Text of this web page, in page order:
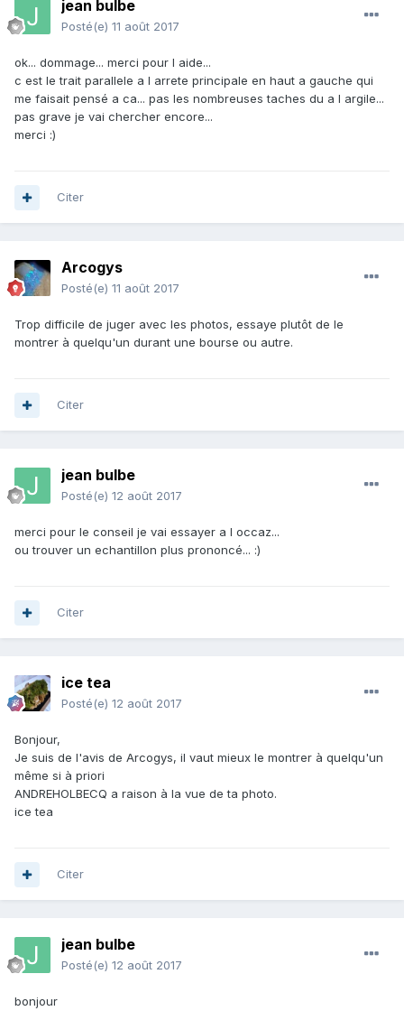
jean bulbe
Posté(e) 11 août 2017
ok... dommage... merci pour l aide...
c est le trait parallele a l arrete principale en haut a gauche qui
me faisait pensé a ca... pas les nombreuses taches du a l argile...
pas grave je vai chercher encore...
merci :)
Citer
Arcogys
Posté(e) 11 août 2017
Trop difficile de juger avec les photos, essaye plutôt de le
montrer à quelqu'un durant une bourse ou autre.
Citer
jean bulbe
Posté(e) 12 août 2017
merci pour le conseil je vai essayer a l occaz...
ou trouver un echantillon plus prononcé... :)
Citer
ice tea
Posté(e) 12 août 2017
Bonjour,
Je suis de l'avis de Arcogys, il vaut mieux le montrer à quelqu'un
même si à priori
ANDREHOLBECQ a raison à la vue de ta photo.
ice tea
Citer
jean bulbe
Posté(e) 12 août 2017
bonjour